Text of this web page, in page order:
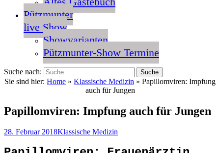
Pützmunter
live Show
Showvarianten
Pützmunter-Show Termine
Suche nach:
Sie sind hier: Home » Klassische Medizin » Papillomviren: Impfung
auch für Jungen
Papillomviren: Impfung auch für Jungen
28. Februar 2018Klassische Medizin